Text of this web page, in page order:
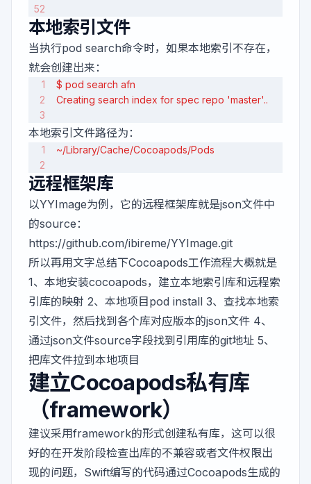
本地索引文件
当执行pod search命令时，如果本地索引不存在，
就会创建出来：
$ pod search afn
Creating search index for spec repo 'master'..
本地索引文件路径为：
~/Library/Cache/Cocoapods/Pods
远程框架库
以YYImage为例，它的远程框架库就是json文件中
的source：
https://github.com/ibireme/YYImage.git
所以再用文字总结下Cocoapods工作流程大概就是
1、本地安装cocoapods，建立本地索引库和远程索
引库的映射 2、本地项目pod install 3、查找本地索
引文件，然后找到各个库对应版本的json文件 4、
通过json文件source字段找到引用库的git地址 5、
把库文件拉到本地项目
建立Cocoapods私有库
（framework）
建议采用framework的形式创建私有库，这可以很
好的在开发阶段检查出库的不兼容或者文件权限出
现的问题，Swift编写的代码通过Cocoapods生成的